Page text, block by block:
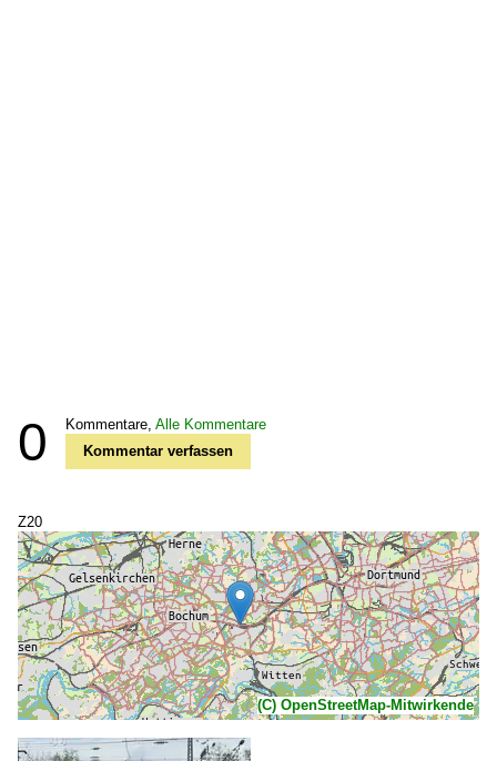
0 Kommentare, Alle Kommentare
Kommentar verfassen
Z20
(C) OpenStreetMap-Mitwirkende